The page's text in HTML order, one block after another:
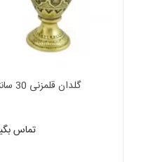
گلدان قلمزنی 30 سانتیمتری اصفهان
تماس